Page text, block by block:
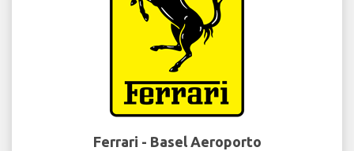
Ferrari - Basel Aeroporto